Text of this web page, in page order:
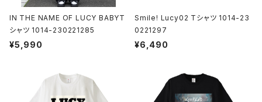
IN THE NAME OF LUCY BABYT
シャツ 1014-230221285
¥5,990
Smile! Lucy02 Tシャツ 1014-23
0221297
¥6,490